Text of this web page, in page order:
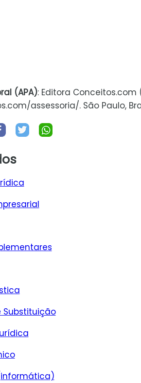
(APA): Editora Conceitos.com
assessoria/. São Paulo,